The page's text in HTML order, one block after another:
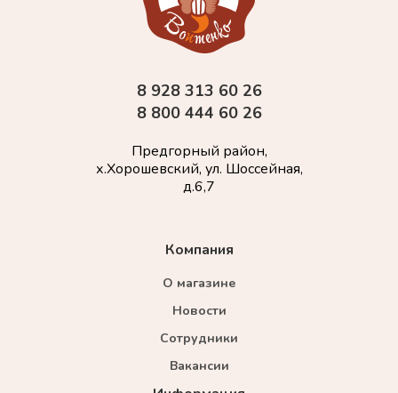
Компания
О магазине
Новости
Сотрудники
Вакансии
8 928 313 60 26
8 800 444 60 26
Предгорный район,
х.Хорошевский, ул. Шоссейная,
д.6,7